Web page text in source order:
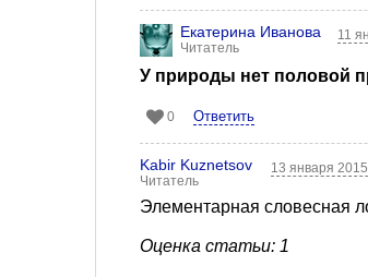
Екатерина Иванова
Читатель
11
У природы нет половой
0 Ответить
Kabir Kuznetsov
Читатель
13 января
Элементарная словесная
Оценка статьи: 1